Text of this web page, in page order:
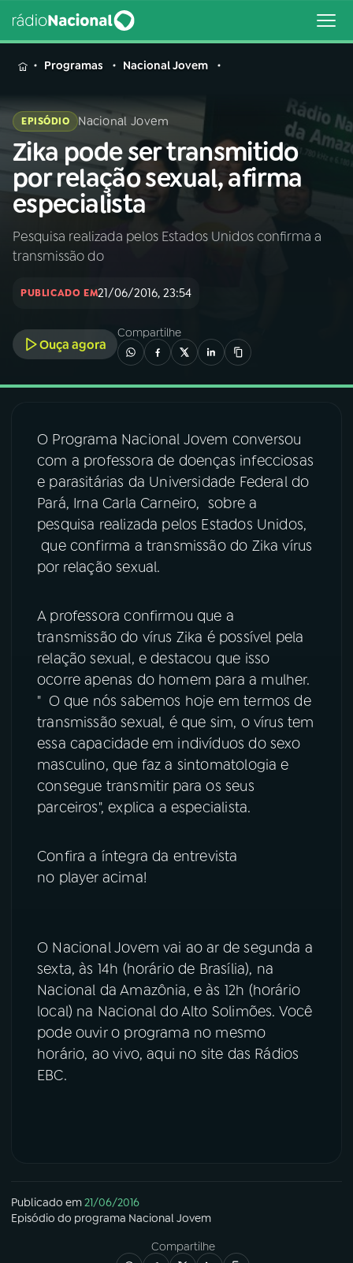
MENU
Buscar
na
Rádio
Nacional
Buscar
AO VIVO
INÍCIO
A RÁDIO
03PROGRAMAÇÃO
04PROGRAMAS
PODCASTS
06VIDEOCASTS
08 FESTIVAL DE MÚSICA
ACOMPANHE A RÁDIO NACIONAL
Facebook
TikTok
Programas Nacional Jovem
EPISÓDIO Nacional Jovem
Zika pode ser transmitido
por relação sexual, afirma
especialista
Pesquisa realizada pelos Estados Unidos confirma a
transmissão do
PUBLICADO EM21/06/2016, 23:54
Ouça agora
Compartilhe
O Programa Nacional Jovem conversou
com a professora de doenças infecciosas
e parasitárias da Universidade Federal do
Pará, Irna Carla Carneiro, sobre a
pesquisa realizada pelos Estados Unidos,
que confirma a transmissão do Zika vírus
por relação sexual.
A professora confirmou que a
transmissão do vírus Zika é possível pela
relação sexual, e destacou que isso
ocorre apenas do homem para a mulher.
" O que nós sabemos hoje em termos de
transmissão sexual, é que sim, o vírus tem
essa capacidade em indivíduos do sexo
masculino, que faz a sintomatologia e
consegue transmitir para os seus
parceiros", explica a especialista.
Confira a íntegra da entrevista
no player acima!
O Nacional Jovem vai ao ar de segunda a
sexta, às 14h (horário de Brasília), na
Nacional da Amazônia, e às 12h (horário
local) na Nacional do Alto Solimões. Você
pode ouvir o programa no mesmo
horário, ao vivo, aqui no site das Rádios
EBC.
Publicado em21/06/2016
Episódio do programa Nacional Jovem
Compartilhe